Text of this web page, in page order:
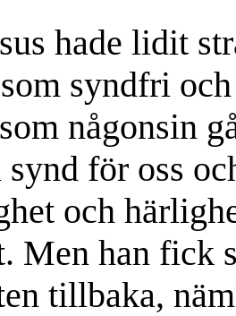
hade lidit
syndfri
någonsin
för oss
och
Men han fick
tillbaka,